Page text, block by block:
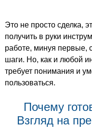
Это не просто сделка,
получить в руки
работе, минуя первые,
шаги. Но, как и любой
требует понимания и
пользоваться.
Почему
Взгляд на